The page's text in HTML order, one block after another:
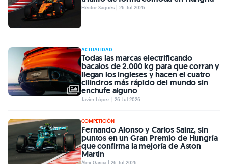
Héctor Sagués | 26 Jul 2026
ACTUALIDAD
Todas las marcas electrificando
bacalos de 2.000 kg para que corran y
llegan los ingleses y hacen el cuatro
cilindros más rápido del mundo sin
enchufe alguno
Javier López | 26 Jul 2026
COMPETICIÓN
Fernando Alonso y Carlos Sainz, sin
puntos en un Gran Premio de Hungría
que confirma la mejoría de Aston
Martin
Àlex Garcia | 26 Jul 2026